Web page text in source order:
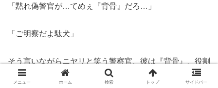
「黙れ偽警官が…てめぇ『背骨』だろ…」
「ご明察だよ駄犬」
そう言いながらニヤリと笑う警察官、彼は『背骨』、役割
は違うがブラザーズと同じ猟犬である。
メニュー ホーム 検索 トップ サイドバー